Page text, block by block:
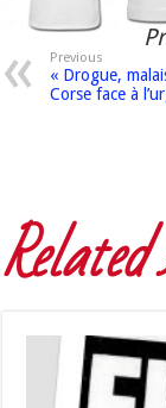
Previous
« Drogue,
Corse face à